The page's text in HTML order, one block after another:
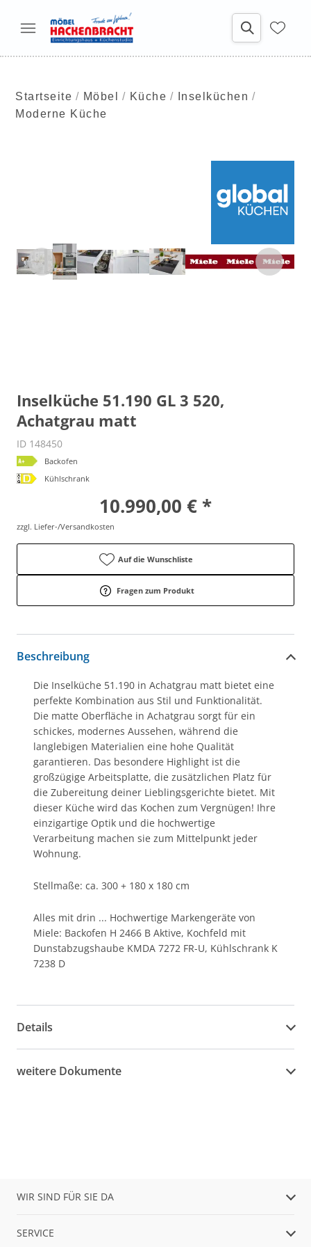
Startseite Möbel Küche
Inselküchen
Moderne Küche
Inselküche 51.190 GL 3 520,
Achatgrau matt
ID 148450
Backofen
Kühlschrank
10.990,00 € *
zzgl. Liefer-/Versandkosten
Auf die Wunschliste
Fragen zum Produkt
Beschreibung
Die Inselküche 51.190 in Achatgrau matt bietet eine
perfekte Kombination aus Stil und Funktionalität.
Die matte Oberfläche in Achatgrau sorgt für ein
schickes, modernes Aussehen, während die
langlebigen Materialien eine hohe Qualität
garantieren. Das besondere Highlight ist die
großzügige Arbeitsplatte, die zusätzlichen Platz für
die Zubereitung deiner Lieblingsgerichte bietet. Mit
dieser Küche wird das Kochen zum Vergnügen! Ihre
einzigartige Optik und die hochwertige
Verarbeitung machen sie zum Mittelpunkt jeder
Wohnung.
Stellmaße: ca. 300 + 180 x 180 cm
Alles mit drin ... Hochwertige Markengeräte von
Miele: Backofen H 2466 B Aktive, Kochfeld mit
Dunstabzugshaube KMDA 7272 FR-U, Kühlschrank K
7238 D
Details
weitere Dokumente
WIR SIND FÜR SIE DA
SERVICE